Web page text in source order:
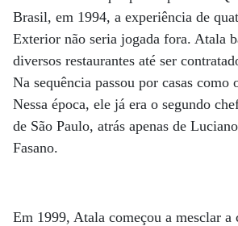
Brasil, em 1994, a experiência de
Exterior não seria jogada fora. Atala
diversos restaurantes até ser
Na sequência passou por casas como
Nessa época, ele já era o segundo
de São Paulo, atrás apenas de
Fasano.
Em 1999, Atala começou a mesclar a